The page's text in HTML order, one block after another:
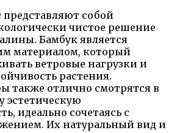
представляют собой
чистое решение
Бамбук является
материалом, который
ветровые нагрузки и
растения.
также отлично смотрятся в
эстетическую
идеально сочетаясь с
Их натуральный вид и